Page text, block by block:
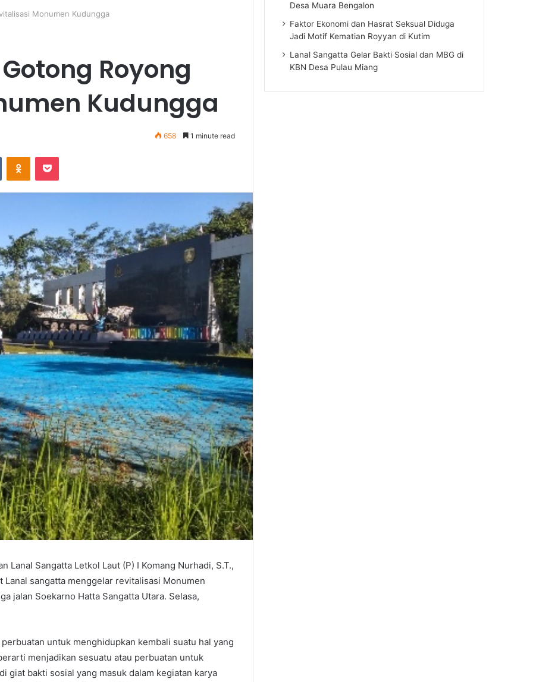
Monumen Kudungga
Royong
Kudungga
658 1 minute read
VKontakteOdnoklassniki
Pocket
Lanal Sangatta Letkol Laut (P) I Komang Nurhadi, S.T.,
Lanal sangatta menggelar revitalisasi Monumen
jalan Soekarno Hatta Sangatta Utara. Selasa,
untuk menghidupkan kembali suatu hal yang
menjadikan sesuatu atau perbuatan untuk
giat bakti sosial yang masuk dalam kegiatan karya
Desa Muara Bengalon
Faktor Ekonomi dan Hasrat Seksual Diduga
Jadi Motif Kematian Royyan di Kutim
Lanal Sangatta Gelar Bakti Sosial dan MBG di
KBN Desa Pulau Miang